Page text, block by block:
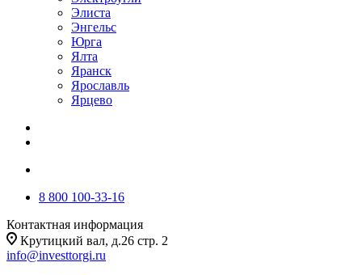
Элиста
Энгельс
Юрга
Ялта
Яранск
Ярославль
Ярцево
8 800 100-33-16
Контактная информация
Крутицкий вал, д.26 стр. 2
info@investtorgi.ru